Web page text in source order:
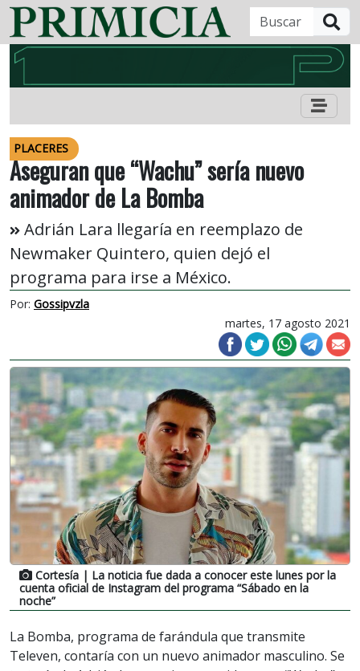
PLACERES
Aseguran que “Wachu” sería nuevo
animador de La Bomba
Adrián Lara llegaría en reemplazo de
Newmaker Quintero, quien dejó el
programa para irse a México.
Por: Gossipvzla
martes, 17 agosto 2021
Cortesía | La noticia fue dada a conocer este lunes por la
cuenta oficial de Instagram del programa “Sábado en la
noche”
La Bomba, programa de farándula que transmite
Televen, contaría con un nuevo animador masculino. Se